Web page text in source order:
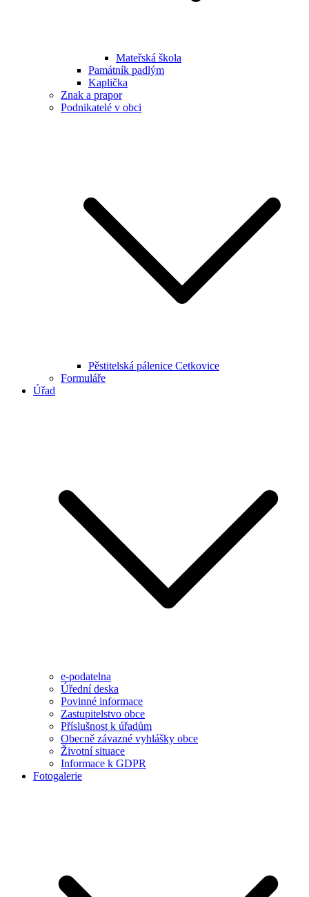
Mateřská škola
Památník padlým
Kaplička
Znak a prapor
Podnikatelé v obci
Pěstitelská pálenice Cetkovice
Formuláře
Úřad
e-podatelna
Úřední deska
Povinné informace
Zastupitelstvo obce
Příslušnost k úřadům
Obecně závazné vyhlášky obce
Životní situace
Informace k GDPR
Fotogalerie